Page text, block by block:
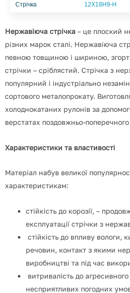
Стрічка 12Х18Н9-Н
Нержавіюча стрічка – це плоский
різних марок сталі. Нержавіюча
певною товщиною і шириною,
стрічки – сріблястий. Стрічка з
популярний і індустріально
сортового металопрокату.
холоднокатаних рулонів за
верстатах поздовжньо-
Характеристики та властивості
Матеріал набув великої
характеристикам:
стійкість до корозії, –
експлуатації стрічки з
стійкість до впливу вологи,
речовин, контакт з якими
виробництві та під час
витривалість до
несприятливих погодних